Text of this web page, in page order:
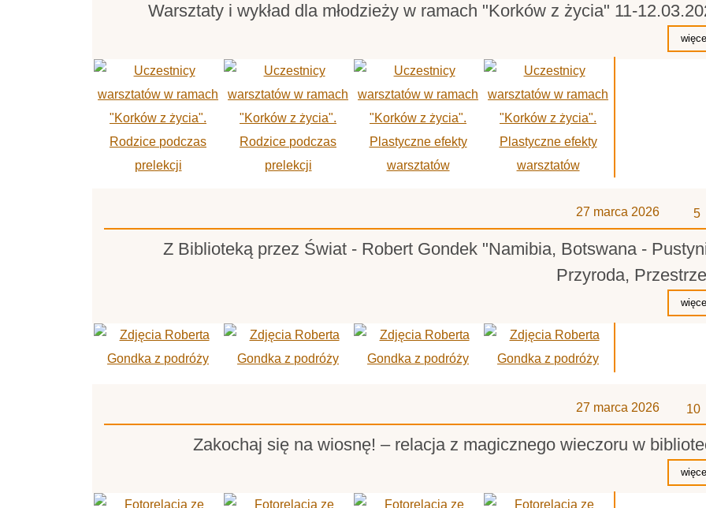
Warsztaty i wykład dla młodzieży w ramach "Korków z życia" 11-
Z Biblioteką przez Świat - Robert Gondek "Namibia, Botswana -
Przyroda,
27 marca 2026 5
Zakochaj się na wiosnę! – relacja z magicznego wieczoru w
27 marca 2026 10